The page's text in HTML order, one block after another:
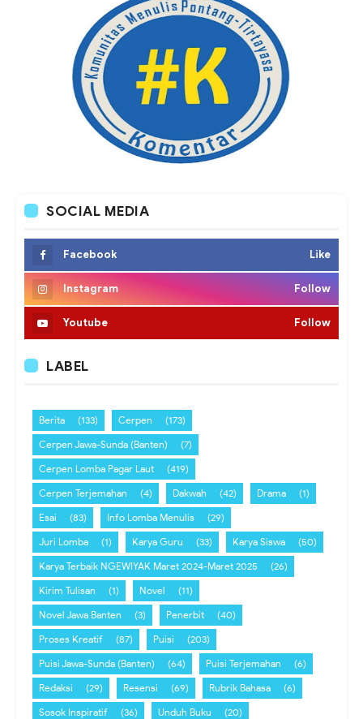
SOCIAL MEDIA
Facebook Like
Instagram Follow
Youtube Follow
LABEL
Berita (133) Cerpen
(173)
Cerpen Jawa-Sunda (Banten)
(7)
Cerpen Lomba Pagar Laut
(419)
Cerpen Terjemahan
(4) Dakwah (42) Drama
(1)
Esai
(83) Info Lomba Menulis
(29)
Juri Lomba
(1) Karya Guru (33) Karya Siswa
(50)
Karya Terbaik NGEWIYAK Maret 2024-Maret 2025
(26)
Kirim Tulisan
(1) Novel
(11)
Novel Jawa Banten
(3) Penerbit
(40)
Proses Kreatif
(87) Puisi
(203)
Puisi Jawa-Sunda (Banten)
(64) Puisi Terjemahan
(6)
Redaksi
(29) Resensi (69) Rubrik Bahasa
(6)
Sosok Inspiratif
(36) Unduh Buku (20)